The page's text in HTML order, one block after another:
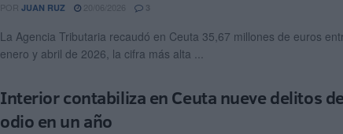
POR JUAN RUZ 3
La Agencia Tributaria recaudó en Ceuta 35,67 millones de euros
enero y abril de 2026, la cifra más alta ...
Interior contabiliza en Ceuta nueve delitos de
odio en un año